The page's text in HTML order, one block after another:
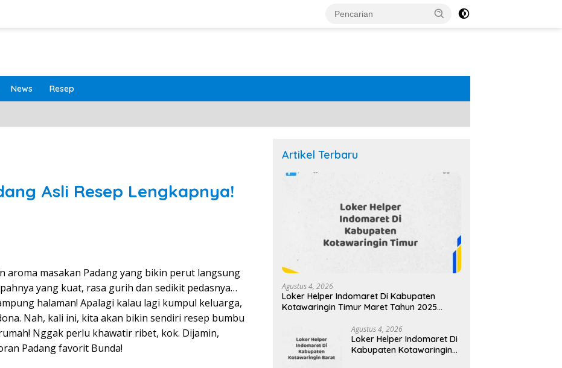
News Resep
Asli Resep Lengkapnya!
aroma masakan Padang yang bikin perut langsung
yang kuat, rasa gurih dan sedikit pedasnya…
halaman! Apalagi kalau lagi kumpul keluarga,
Nah, kali ini, kita akan bikin sendiri resep bumbu
Nggak perlu khawatir ribet, kok. Dijamin,
Padang favorit Bunda!
Artikel Terbaru
Agustus 4, 2026
Loker Helper Indomaret Di Kabupaten
Kotawaringin Timur Maret Tahun 2025
Agustus 4, 2026
Loker Helper Indomaret Di
Kabupaten Kotawaringin